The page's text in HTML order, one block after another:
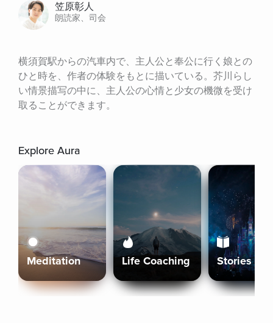
笠原彰人
朗読家、司会
横須賀駅からの汽車内で、主人公と奉公に行く娘との
ひと時を、作者の体験をもとに描いている。芥川らし
い情景描写の中に、主人公の心情と少女の機微を受け
取ることができます。
Explore Aura
Meditation Life Coaching Stories